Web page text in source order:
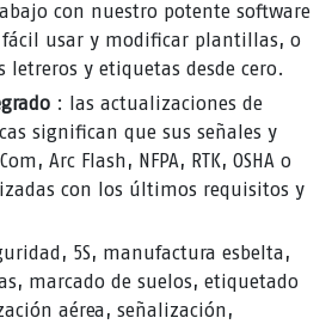
con nuestro potente software
fácil usar y modificar plantillas, o
letreros y etiquetas desde cero.
: las actualizaciones de
significan que sus señales y
Arc Flash, NFPA, RTK, OSHA o
con los últimos requisitos y
5S, manufactura esbelta,
marcado de suelos, etiquetado
aérea, señalización,